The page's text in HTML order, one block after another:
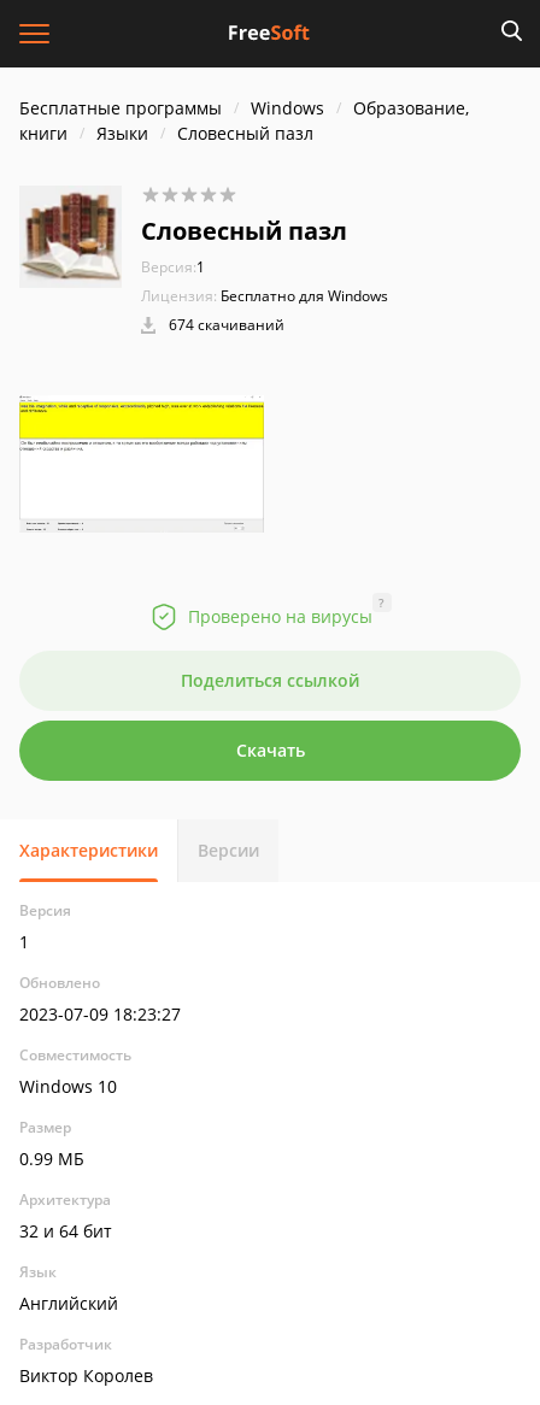
Бесплатные программы Windows
Образование,
книги
Языки Словесный пазл
Словесный пазл
Версия:1
Лицензия: Бесплатно для Windows
674 скачиваний
Проверено на вирусы
?
Поделиться ссылкой
Скачать
Характеристики Версии
Версия
1
Обновлено
2023-07-09 18:23:27
Совместимость
Windows 10
Размер
0.99 МБ
Архитектура
32 и 64 бит
Язык
Английский
Разработчик
Виктор Королев